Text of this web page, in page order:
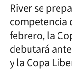
River se
competencia
febrero, la
debutará
y la Copa